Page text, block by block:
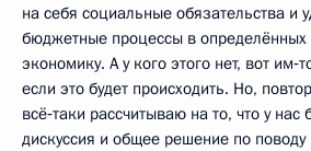
на себя социальные обязательства и
бюджетные процессы в
экономику. А у кого этого нет, вот
если это будет происходить. Но,
всё‑таки рассчитываю на то, что у нас
дискуссия и общее решение по поводу